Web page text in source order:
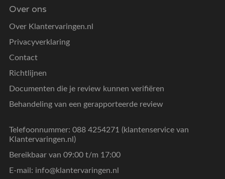
Over ons
Over Klantervaringen.nl
Privacyverklaring
Contact
Richtlijnen
Documenten die je review kunnen verifiëren
Behandeling van een gerapporteerde review
Telefoonnummer: 088 4254271 (klantenservice van
Klantervaringen.nl)
Bereikbaar van 09:00 t/m 17:00
E-mail: info@klantervaringen.nl